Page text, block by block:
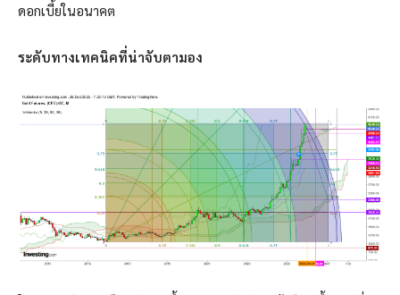
ดอกเบี้ยในอนาคต
ระดับทางเทคนิคที่น่าจับตามอง